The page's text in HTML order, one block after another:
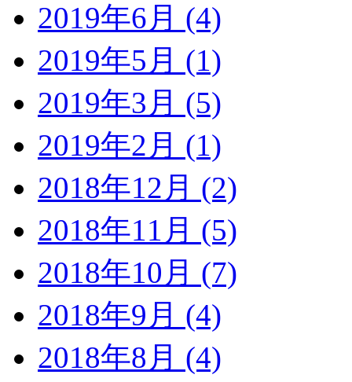
2019年6月 (4)
2019年5月 (1)
2019年3月 (5)
2019年2月 (1)
2018年12月 (2)
2018年11月 (5)
2018年10月 (7)
2018年9月 (4)
2018年8月 (4)